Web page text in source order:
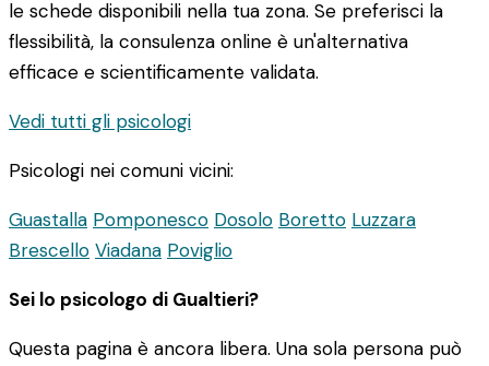
le schede disponibili nella tua zona. Se preferisci la
flessibilità, la consulenza online è un'alternativa
efficace e scientificamente validata.
Vedi tutti gli psicologi
Psicologi nei comuni vicini:
Guastalla Pomponesco Dosolo Boretto Luzzara
Brescello Viadana Poviglio
Sei lo psicologo di Gualtieri?
Questa pagina è ancora libera. Una sola persona può